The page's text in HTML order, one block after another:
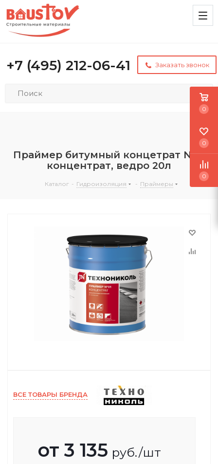
+7 (495) 212-06-41 Заказать звонок
Праймер битумный концетрат №01
концентрат, ведро 20л
Каталог - Гидроизоляция - Праймеры
ВСЕ ТОВАРЫ БРЕНДА
от 3 135 руб./шт
0
0
0